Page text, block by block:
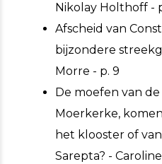
Nikolay Holthoff -
Afscheid van
bijzondere
Morre - p. 9
De moefen van
Moerkerke,
het klooster of
Sarepta? -